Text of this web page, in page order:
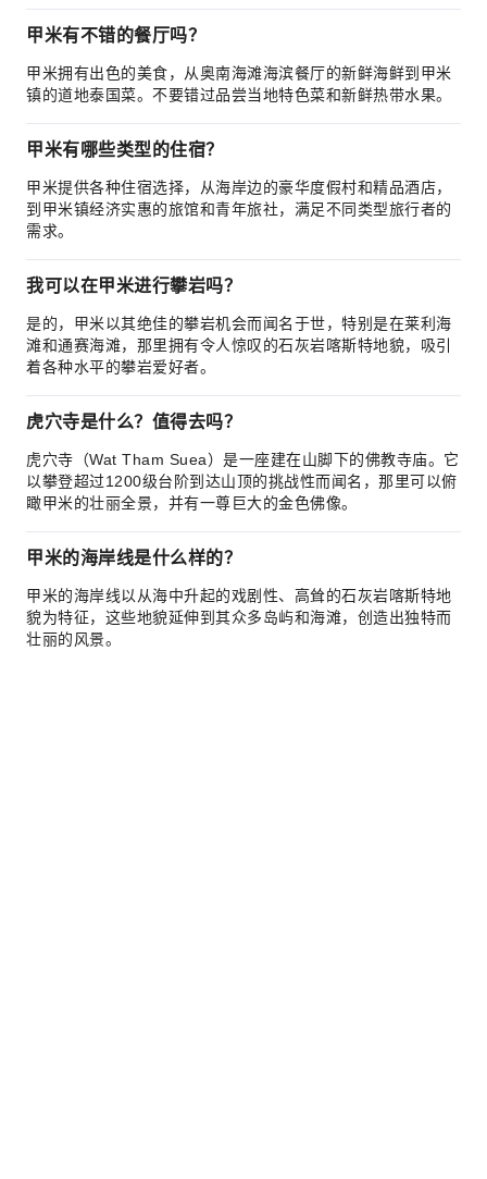
甲米有不错的餐厅吗？
甲米拥有出色的美食，从奥南海滩海滨餐厅的新鲜海鲜到甲米
镇的道地泰国菜。不要错过品尝当地特色菜和新鲜热带水果。
甲米有哪些类型的住宿？
甲米提供各种住宿选择，从海岸边的豪华度假村和精品酒店，
到甲米镇经济实惠的旅馆和青年旅社，满足不同类型旅行者的
需求。
我可以在甲米进行攀岩吗？
是的，甲米以其绝佳的攀岩机会而闻名于世，特别是在莱利海
滩和通赛海滩，那里拥有令人惊叹的石灰岩喀斯特地貌，吸引
着各种水平的攀岩爱好者。
虎穴寺是什么？值得去吗？
虎穴寺（Wat Tham Suea）是一座建在山脚下的佛教寺庙。它
以攀登超过1200级台阶到达山顶的挑战性而闻名，那里可以俯
瞰甲米的壮丽全景，并有一尊巨大的金色佛像。
甲米的海岸线是什么样的？
甲米的海岸线以从海中升起的戏剧性、高耸的石灰岩喀斯特地
貌为特征，这些地貌延伸到其众多岛屿和海滩，创造出独特而
壮丽的风景。